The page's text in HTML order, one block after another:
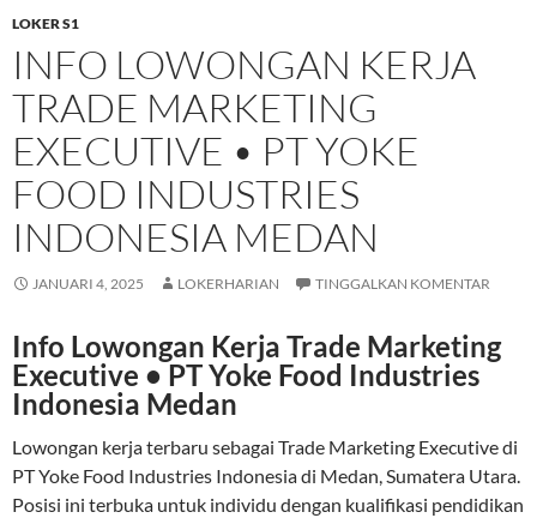
LOKER S1
INFO LOWONGAN KERJA
TRADE MARKETING
EXECUTIVE • PT YOKE
FOOD INDUSTRIES
INDONESIA MEDAN
JANUARI 4, 2025 LOKERHARIAN TINGGALKAN KOMENTAR
Info Lowongan Kerja Trade Marketing
Executive • PT Yoke Food Industries
Indonesia Medan
Lowongan kerja terbaru sebagai Trade Marketing Executive di
PT Yoke Food Industries Indonesia di Medan, Sumatera Utara.
Posisi ini terbuka untuk individu dengan kualifikasi pendidikan